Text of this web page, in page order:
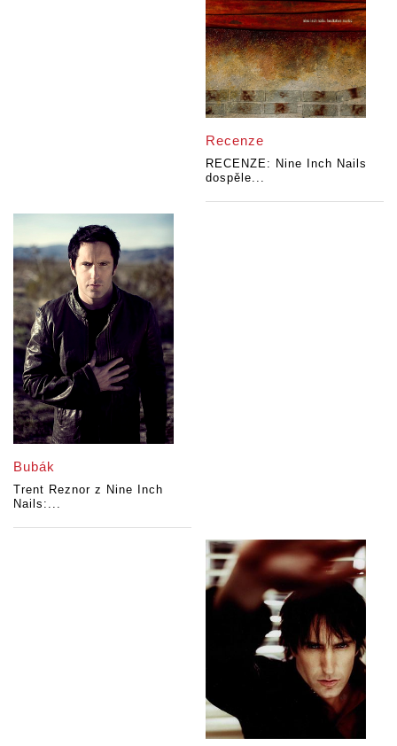
Recenze
RECENZE: Nine Inch Nails
dospěle...
Bubák
Trent Reznor z Nine Inch
Nails:...